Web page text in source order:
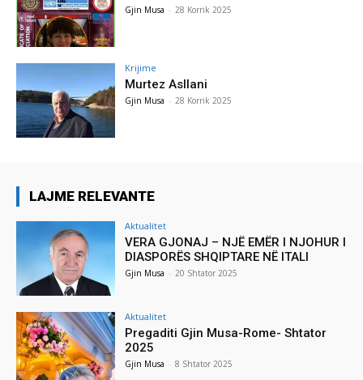
Gjin Musa - 28 Korrik 2025
Krijime
Murtez Asllani
Gjin Musa - 28 Korrik 2025
LAJME RELEVANTE
Aktualitet
VERA GJONAJ – NJË EMËR I NJOHUR I
DIASPORËS SHQIPTARE NË ITALI
Gjin Musa - 20 Shtator 2025
Aktualitet
Pregaditi Gjin Musa-Rome- Shtator
2025
Gjin Musa - 8 Shtator 2025